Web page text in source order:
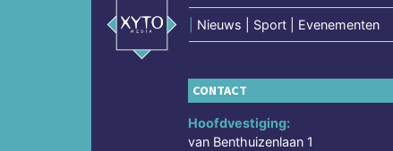
Nieuws | Sport | Evenementen
CONTACT
Hoofdvestiging:
van Benthuizenlaan 1